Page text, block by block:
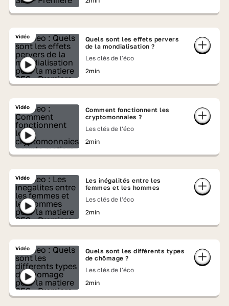
Vidéo
Quels sont les effets pervers
de la mondialisation ?
Les clés de l'éco
2min
Vidéo
Comment fonctionnent les
cryptomonnaies ?
Les clés de l'éco
2min
Vidéo
Les inégalités entre les
femmes et les hommes
Les clés de l'éco
2min
Vidéo
Quels sont les différents types
de chômage ?
Les clés de l'éco
2min